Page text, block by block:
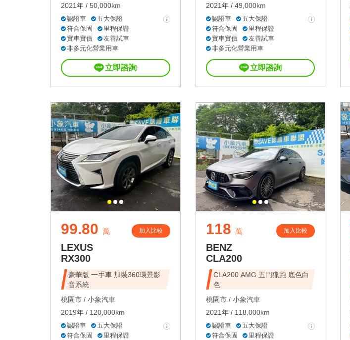
2021年 / 50,000km
認證車
五大保證
符合保固
里程保證
實車實價
友善試車
非多元化營業用車
立即諮詢
2021年 / 49,000km
認證車
五大保證
符合保固
里程保證
實車實價
友善試車
非多元化營業用車
立即諮詢
99.80 萬 加入比較
LEXUS
RX300
豪華版 一手車 加裝360環景影
音系統
桃園市 / 小象汽車
2019年 / 120,000km
認證車
五大保證
符合保固
里程保證
118 萬 加入比較
BENZ
CLA200
CLA200 AMG 五門獵跑 底色白
色
桃園市 / 小象汽車
2021年 / 118,000km
認證車
五大保證
符合保固
里程保證